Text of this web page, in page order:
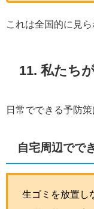
これは全国的に見ら
11. 私たち
日常でできる予防
自宅周辺でで
生ゴミを放置し